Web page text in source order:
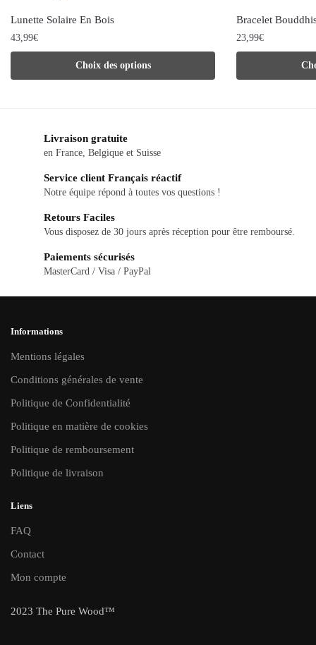
Lunette Solaire En Bois
43,99€
Choix des options
produit
variations.
options
du
produit
Bracelet
23,99€
produit
être
Livraison gratuite
en France, Belgique et Suisse
Service client Français réactif
Notre équipe répond à toutes vos questions !
Retours Faciles
Vous disposez de 30 jours après réception pour être remboursé.
Paiements sécurisés
MasterCard / Visa / PayPal
Informations
Mentions légales
Conditions générales de vente
Politique de Confidentialité
Politique en matière de cookies
Politique de remboursement
Politique de livraison
Liens
FAQ
Contact
Mon compte
2023 The Pure Wood™